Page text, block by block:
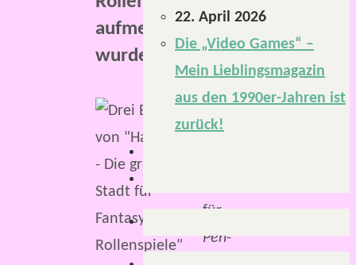
aufmerksam
wurde.
Stadtbeschreibungen,
ich
für
Pen-
22. April 2026
Die „Video Games“ –
Mein Lieblingsmagazin
aus den 1990er-Jahren ist
zurück!